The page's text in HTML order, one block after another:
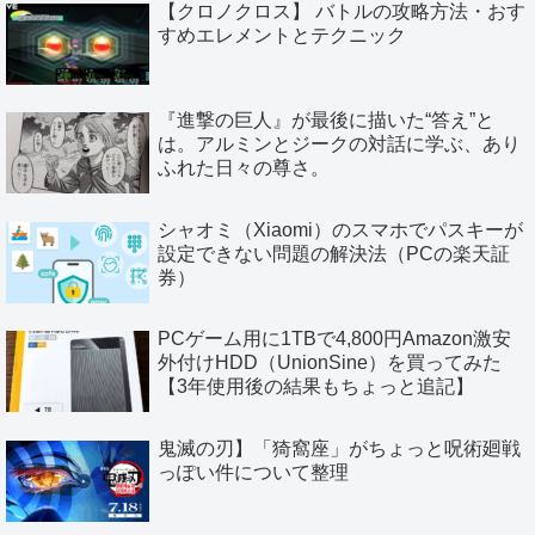
【クロノクロス】 バトルの攻略方法・おす
すめエレメントとテクニック
『進撃の巨人』が最後に描いた“答え”と
は。アルミンとジークの対話に学ぶ、あり
ふれた日々の尊さ。
シャオミ（Xiaomi）のスマホでパスキーが
設定できない問題の解決法（PCの楽天証
券）
PCゲーム用に1TBで4,800円Amazon激安
外付けHDD（UnionSine）を買ってみた
【3年使用後の結果もちょっと追記】
鬼滅の刃】「猗窩座」がちょっと呪術廻戦
っぽい件について整理